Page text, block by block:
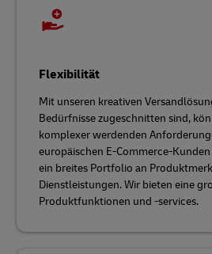
Flexibilität
Mit unseren kreativen
Bedürfnisse zugeschnitten sind,
komplexer werdenden
europäischen E-Commerce-
ein breites Portfolio an
Dienstleistungen. Wir bieten eine
Produktfunktionen und -services.